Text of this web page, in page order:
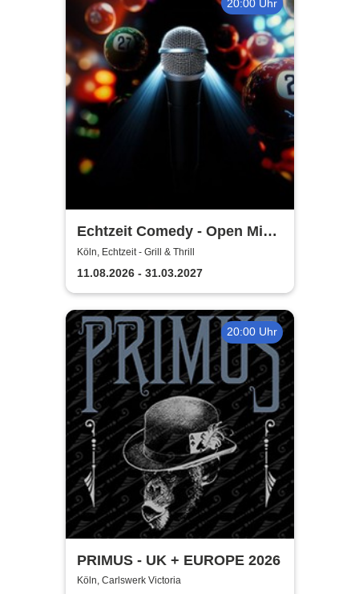
20:00 Uhr
Echtzeit Comedy - Open Mic
& Bingo
Köln, Echtzeit - Grill & Thrill
11.08.2026 - 31.03.2027
20:00 Uhr
PRIMUS - UK + EUROPE 2026
Köln, Carlswerk Victoria